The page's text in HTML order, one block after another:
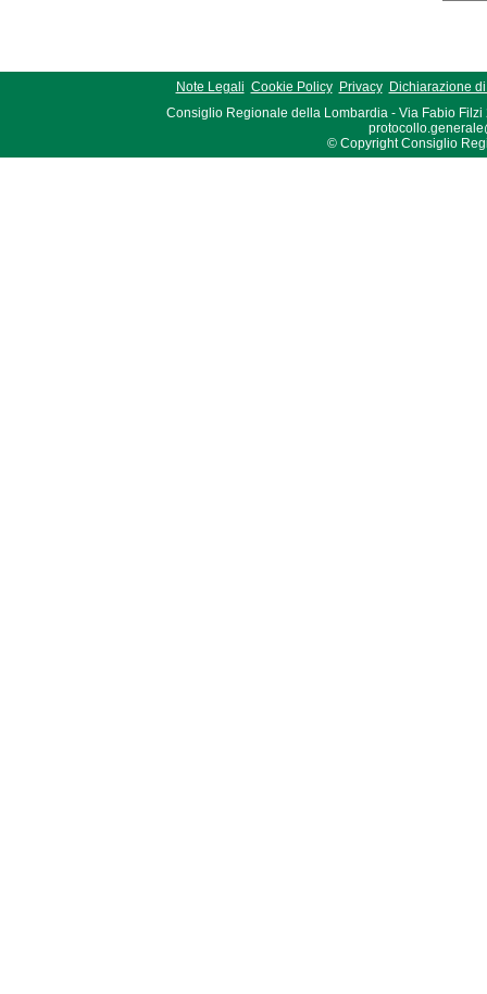
Note Legali Cookie Policy Privacy
Dichiarazione
Consiglio Regionale della Lombardia - Via Fabio Filzi
© Copyright Consiglio